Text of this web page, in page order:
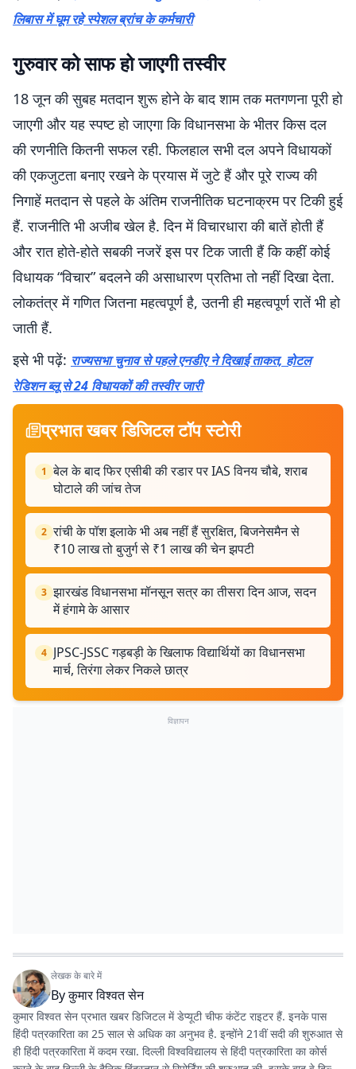
लिबास में घूम रहे स्पेशल ब्रांच के कर्मचारी
गुरुवार को साफ हो जाएगी तस्वीर
18 जून की सुबह मतदान शुरू होने के बाद शाम तक मतगणना पूरी हो
जाएगी और यह स्पष्ट हो जाएगा कि विधानसभा के भीतर किस दल
की रणनीति कितनी सफल रही. फिलहाल सभी दल अपने विधायकों
की एकजुटता बनाए रखने के प्रयास में जुटे हैं और पूरे राज्य की
निगाहें मतदान से पहले के अंतिम राजनीतिक घटनाक्रम पर टिकी हुई
हैं. राजनीति भी अजीब खेल है. दिन में विचारधारा की बातें होती हैं
और रात होते-होते सबकी नजरें इस पर टिक जाती हैं कि कहीं कोई
विधायक “विचार” बदलने की असाधारण प्रतिभा तो नहीं दिखा देता.
लोकतंत्र में गणित जितना महत्वपूर्ण है, उतनी ही महत्वपूर्ण रातें भी हो
जाती हैं.
इसे भी पढ़ें: राज्यसभा चुनाव से पहले एनडीए ने दिखाई ताकत, होटल
रेडिशन ब्लू से 24 विधायकों की तस्वीर जारी
प्रभात खबर डिजिटल टॉप स्टोरी
1 बेल के बाद फिर एसीबी की रडार पर IAS विनय चौबे, शराब
घोटाले की जांच तेज
2 रांची के पॉश इलाके भी अब नहीं हैं सुरक्षित, बिजनेसमैन से
₹10 लाख तो बुजुर्ग से ₹1 लाख की चेन झपटी
3 झारखंड विधानसभा मॉनसून सत्र का तीसरा दिन आज, सदन
में हंगामे के आसार
4 JPSC-JSSC गड़बड़ी के खिलाफ विद्यार्थियों का विधानसभा
मार्च, तिरंगा लेकर निकले छात्र
विज्ञापन
लेखक के बारे में
Byकुमार विश्वत सेन
कुमार विश्वत सेन प्रभात खबर डिजिटल में डेप्यूटी चीफ कंटेंट राइटर हैं. इनके पास
हिंदी पत्रकारिता का 25 साल से अधिक का अनुभव है. इन्होंने 21वीं सदी की शुरुआत से
ही हिंदी पत्रकारिता में कदम रखा. दिल्ली विश्वविद्यालय से हिंदी पत्रकारिता का कोर्स